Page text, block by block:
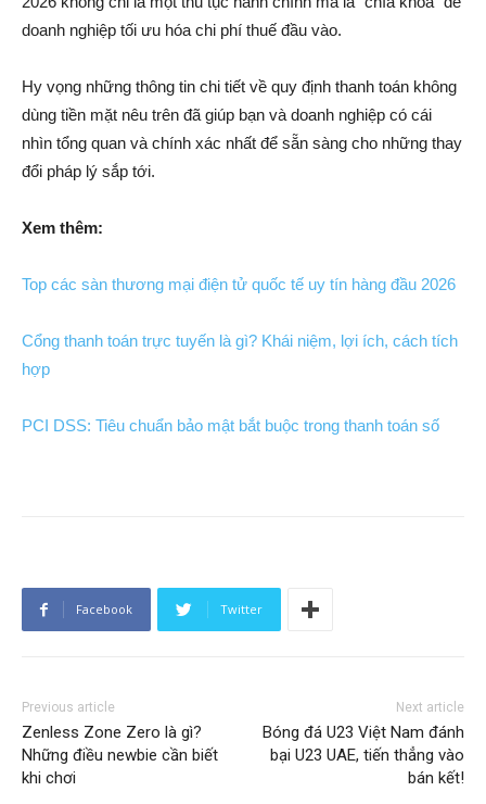
doanh nghiệp tối ưu hóa chi phí thuế đầu vào.
Hy vọng những thông tin chi tiết về quy định thanh toán không
dùng tiền mặt nêu trên đã giúp bạn và doanh nghiệp có cái
nhìn tổng quan và chính xác nhất để sẵn sàng cho những thay
đổi pháp lý sắp tới.
Xem thêm:
Top các sàn thương mại điện tử quốc tế uy tín hàng đầu 2026
Cổng thanh toán trực tuyến là gì? Khái niệm, lợi ích, cách tích
hợp
PCI DSS: Tiêu chuẩn bảo mật bắt buộc trong thanh toán số
Facebook Twitter
Previous article
Zenless Zone Zero là gì?
Những điều newbie cần biết
khi chơi
Next article
Bóng đá U23 Việt Nam đánh
bại U23 UAE, tiến thẳng vào
bán kết!